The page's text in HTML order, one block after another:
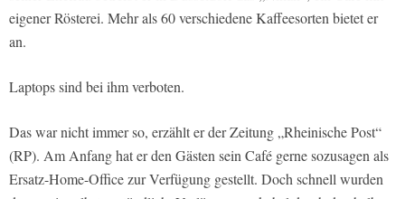
eigener Rösterei. Mehr als 60 verschiedene Kaffeesorten bietet er
an.
Laptops sind bei ihm verboten.
Das war nicht immer so, erzählt er der Zeitung „Rheinische Post“
(RP). Am Anfang hat er den Gästen sein Café gerne sozusagen als
Ersatz-Home-Office zur Verfügung gestellt. Doch schnell wurden